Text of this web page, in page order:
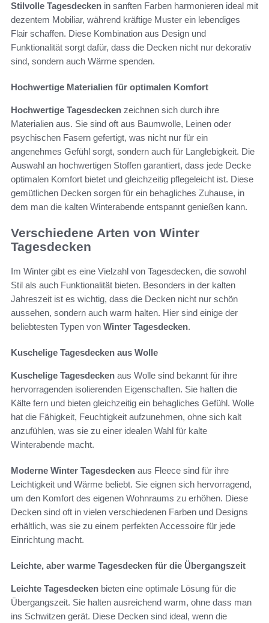
Stilvolle Tagesdecken in sanften Farben harmonieren ideal mit
dezentem Mobiliar, während kräftige Muster ein lebendiges
Flair schaffen. Diese Kombination aus Design und
Funktionalität sorgt dafür, dass die Decken nicht nur dekorativ
sind, sondern auch Wärme spenden.
Hochwertige Materialien für optimalen Komfort
Hochwertige Tagesdecken zeichnen sich durch ihre
Materialien aus. Sie sind oft aus Baumwolle, Leinen oder
psychischen Fasern gefertigt, was nicht nur für ein
angenehmes Gefühl sorgt, sondern auch für Langlebigkeit. Die
Auswahl an hochwertigen Stoffen garantiert, dass jede Decke
optimalen Komfort bietet und gleichzeitig pflegeleicht ist. Diese
gemütlichen Decken sorgen für ein behagliches Zuhause, in
dem man die kalten Winterabende entspannt genießen kann.
Verschiedene Arten von Winter
Tagesdecken
Im Winter gibt es eine Vielzahl von Tagesdecken, die sowohl
Stil als auch Funktionalität bieten. Besonders in der kalten
Jahreszeit ist es wichtig, dass die Decken nicht nur schön
aussehen, sondern auch warm halten. Hier sind einige der
beliebtesten Typen von Winter Tagesdecken.
Kuschelige Tagesdecken aus Wolle
Kuschelige Tagesdecken aus Wolle sind bekannt für ihre
hervorragenden isolierenden Eigenschaften. Sie halten die
Kälte fern und bieten gleichzeitig ein behagliches Gefühl. Wolle
hat die Fähigkeit, Feuchtigkeit aufzunehmen, ohne sich kalt
anzufühlen, was sie zu einer idealen Wahl für kalte
Winterabende macht.
Moderne Winter Tagesdecken aus Fleece sind für ihre
Leichtigkeit und Wärme beliebt. Sie eignen sich hervorragend,
um den Komfort des eigenen Wohnraums zu erhöhen. Diese
Decken sind oft in vielen verschiedenen Farben und Designs
erhältlich, was sie zu einem perfekten Accessoire für jede
Einrichtung macht.
Leichte, aber warme Tagesdecken für die Übergangszeit
Leichte Tagesdecken bieten eine optimale Lösung für die
Übergangszeit. Sie halten ausreichend warm, ohne dass man
ins Schwitzen gerät. Diese Decken sind ideal, wenn die